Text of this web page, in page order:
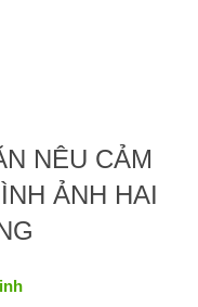
NÊU CẢM
ẢNH HAI